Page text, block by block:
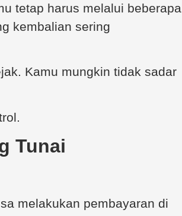
tetap harus melalui beberapa
kembalian sering
Kamu mungkin tidak sadar
Tunai
melakukan pembayaran di